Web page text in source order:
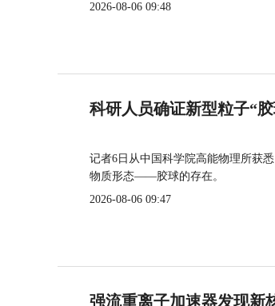
2026-08-06 09:48
科研人员确证新型粒子“
记者6日从中国科学院高能物理所获
物质形态——胶球的存在。
2026-08-06 09:47
强流重离子加速器发现新